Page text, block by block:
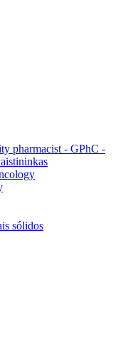
pharmacist - GPhC -
sólidos